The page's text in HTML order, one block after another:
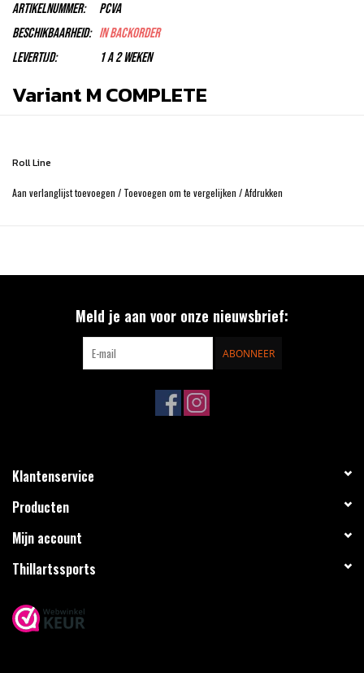
Artikelnummer:
PCVA
Beschikbaarheid: In backorder
Levertijd:
1 a 2 weken
Variant M COMPLETE
alluminum
alluminum with steel axles
grey (standard)
Roll Line
Aan verlanglijst toevoegen / Toevoegen om te vergelijken /Afdrukken
Meld je aan voor onze nieuwsbrief:
ABONNEER
Klantenservice
Producten
Mijn account
Thillartssports